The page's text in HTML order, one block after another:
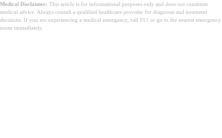
Medical Disclaimer: This article is for informational purposes only and does not constitute
medical advice. Always consult a qualified healthcare provider for diagnosis and treatment
decisions. If you are experiencing a medical emergency, call 911 or go to the nearest emergency
room immediately.